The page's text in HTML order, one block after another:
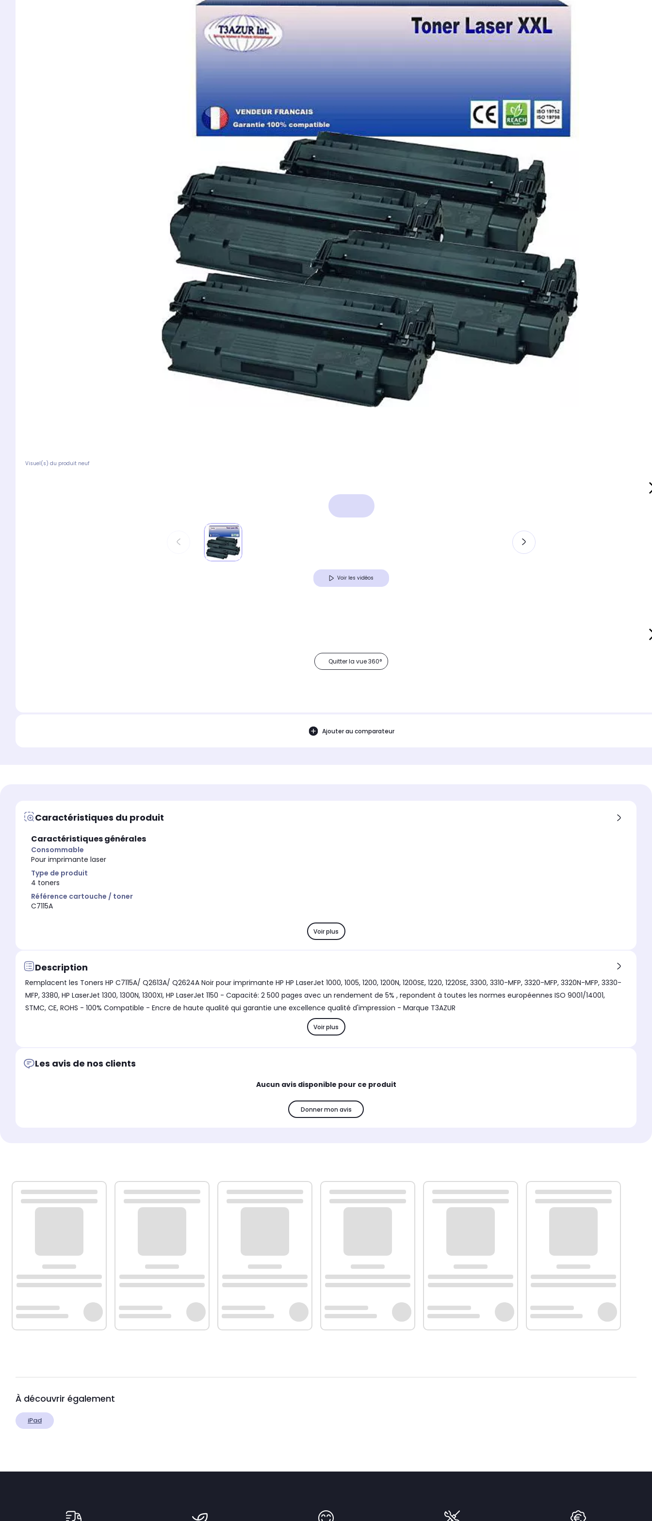
Visuel(s) du produit neuf
Voir les vidéos
Quitter la vue 360°
Ajouter au comparateur
Caractéristiques du produit
Caractéristiques générales
Consommable
Pour imprimante laser
Type de produit
4 toners
Référence cartouche / toner
C7115A
Voir plus
Description
Remplacent les Toners HP C7115A/ Q2613A/ Q2624A Noir pour imprimante HP HP LaserJet 1000, 1005, 1200, 1200N, 1200SE, 1220, 1220SE, 3300, 3310-MFP, 3320-MFP, 3320N-MFP, 3330-
MFP, 3380, HP LaserJet 1300, 1300N, 1300XI, HP LaserJet 1150 - Capacité: 2 500 pages avec un rendement de 5% , repondent à toutes les normes européennes ISO 9001/14001,
STMC, CE, ROHS - 100% Compatible - Encre de haute qualité qui garantie une excellence qualité d'impression - Marque T3AZUR
Voir plus
Les avis de nos clients
Aucun avis disponible pour ce produit
Donner mon avis
À découvrir également
iPad